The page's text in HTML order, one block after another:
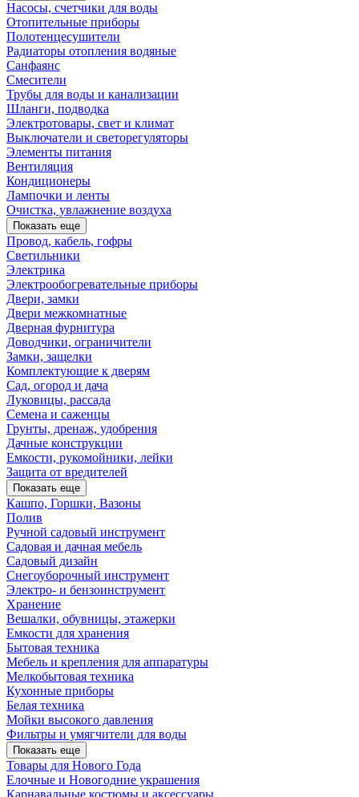
Насосы, счетчики для воды
Отопительные приборы
Полотенцесушители
Радиаторы отопления водяные
Санфаянс
Смесители
Трубы для воды и канализации
Шланги, подводка
Электротовары, свет и климат
Выключатели и светорегуляторы
Элементы питания
Вентиляция
Кондиционеры
Лампочки и ленты
Очистка, увлажнение воздуха
Показать еще
Провод, кабель, гофры
Светильники
Электрика
Электрообогревательные приборы
Двери, замки
Двери межкомнатные
Дверная фурнитура
Доводчики, ограничители
Замки, защелки
Комплектующие к дверям
Сад, огород и дача
Луковицы, рассада
Семена и саженцы
Грунты, дренаж, удобрения
Дачные конструкции
Емкости, рукомойники, лейки
Защита от вредителей
Показать еще
Кашпо, Горшки, Вазоны
Полив
Ручной садовый инструмент
Садовая и дачная мебель
Садовый дизайн
Снегоуборочный инструмент
Электро- и бензоинструмент
Хранение
Вешалки, обувницы, этажерки
Емкости для хранения
Бытовая техника
Мебель и крепления для аппаратуры
Мелкобытовая техника
Кухонные приборы
Белая техника
Мойки высокого давления
Фильтры и умягчители для воды
Показать еще
Товары для Нового Года
Елочные и Новогодние украшения
Карнавальные костюмы и аксессуары